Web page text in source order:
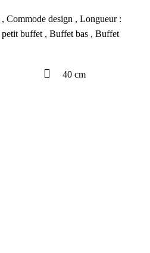
, Commode design , Longueur :
petit buffet , Buffet bas , Buffet
40 cm